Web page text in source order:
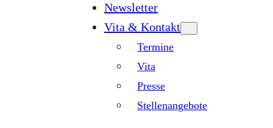
Newsletter
Vita & Kontakt
Termine
Vita
Presse
Stellenangebote